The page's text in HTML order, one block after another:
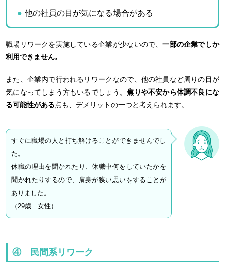
他の社員の目が気になる場合がある
職場リワークを実施している企業が少ないので、一部の企業でしか
利用できません。
また、企業内で行われるリワークなので、他の社員など周りの目が
気になってしまう方もいるでしょう。焦りや不安から体調不良にな
る可能性がある点も、デメリットの一つと考えられます。
すぐに職場の人と打ち解けることができませんでし
た。
休職の理由を聞かれたり、休職中何をしていたかを
聞かれたりするので、肩身が狭い思いをすることが
ありました。
（29歳 女性）
④ 民間系リワーク